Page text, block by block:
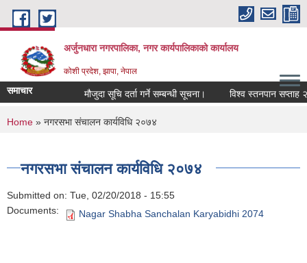
Skip to main content
अर्जुनधारा नगरपालिका, नगर कार्यपालिकाको कार्यालय
कोशी प्रदेश, झापा, नेपाल
समाचार मौजुदा सूचि दर्ता गर्ने सम्बन्धी सूचना। विश्व स्तनपान सप्ताह
You are here
Home » नगरसभा संचालन कार्यविधि २०७४
नगरसभा संचालन कार्यविधि २०७४
Submitted on: Tue, 02/20/2018 - 15:55
Documents:
Nagar Shabha Sanchalan Karyabidhi 2074